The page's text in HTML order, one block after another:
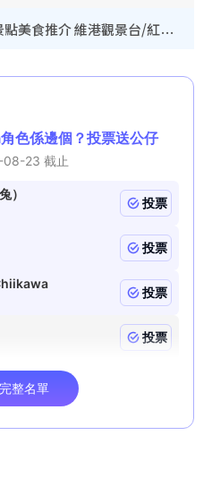
尖沙咀好去處｜逾20景點美食推介 維港觀景台/紅磚古蹟/九龍公園/室內遊樂場